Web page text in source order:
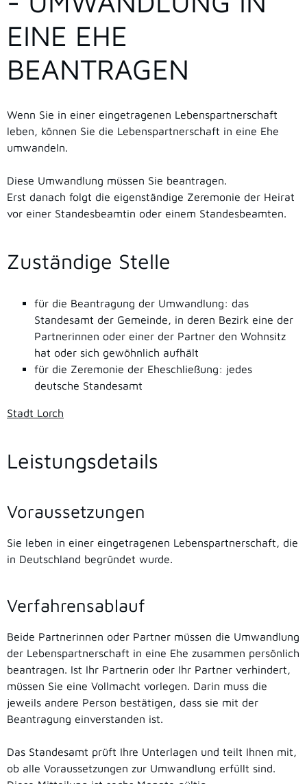
EINE EHE
BEANTRAGEN
Wenn Sie in einer eingetragenen Lebenspartnerschaft
leben, können Sie die Lebenspartnerschaft in eine Ehe
umwandeln.
Diese Umwandlung müssen Sie beantragen.
Erst danach folgt die eigenständige Zeremonie der Heirat
vor einer Standesbeamtin oder einem Standesbeamten.
Zuständige Stelle
für die Beantragung der Umwandlung: das
Standesamt der Gemeinde, in deren Bezirk eine der
Partnerinnen oder einer der Partner den Wohnsitz
hat oder sich gewöhnlich aufhält
für die Zeremonie der Eheschließung: jedes
deutsche Standesamt
Stadt Lorch
Leistungsdetails
Voraussetzungen
Sie leben in einer eingetragenen Lebenspartnerschaft, die
in Deutschland begründet wurde.
Verfahrensablauf
Beide Partnerinnen oder Partner müssen die Umwandlung
der Lebenspartnerschaft in eine Ehe zusammen persönlich
beantragen. Ist Ihr Partnerin oder Ihr Partner verhindert,
müssen Sie eine Vollmacht vorlegen. Darin muss die
jeweils andere Person bestätigen, dass sie mit der
Beantragung einverstanden ist.
Das Standesamt prüft Ihre Unterlagen und teilt Ihnen mit,
ob alle Voraussetzungen zur Umwandlung erfüllt sind.